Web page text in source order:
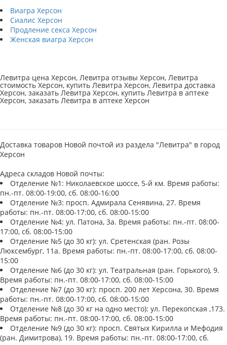
Виагра Херсон
Сиалис Херсон
Продление секса Херсон
Женская виагра Херсон
Левитра цена Херсон, Левитра отзывы Херсон, Левитра
стоимость Херсон, купить Левитра Херсон, Левитра доставка
Херсон, заказать Левитра Херсон, купить Левитра в аптеке
Херсон, заказать Левитра в аптеке Херсон
Доставка товаров Новой почтой из раздела "Левитра" в город
Херсон
Адреса складов Новой почты:
Отделение №1: Николаевское шоссе, 5-й км. Время работы:
пн.-пт. 08:00-19:00, сб. 08:00-16:00
Отделение №3: просп. Адмирала Сенявина, 27. Время
работы: пн.-пт. 08:00-17:00, сб. 08:00-15:00
Отделение №4: ул. Патона, 3а. Время работы: пн.-пт. 08:00-
17:00, сб. 08:00-15:00
Отделение №5 (до 30 кг): ул. Сретенская (ран. Розы
Люксембург, 11а. Время работы: пн.-пт. 08:00-17:00, сб. 08:00-
15:00
Отделение №6 (до 30 кг): ул. Театральная (ран. Горького), 9.
Время работы: пн.-пт. 08:00-17:00, сб. 08:00-15:00
Отделение №7 (до 30 кг): просп. 200 лет Херсона, 30. Время
работы: пн.-пт. 08:00-17:00, сб. 08:00-15:00
Отделение №8 (до 30 кг на одно место): ул. Перекопская ,173.
Время работы: пн.-пт. 08:00-17:00, сб. 08:00-15:00
Отделение №9 (до 30 кг): просп. Святых Кирилла и Мефодия
(ран. Димитрова), 19. Время работы: пн.-пт. 08:00-17:00, сб.